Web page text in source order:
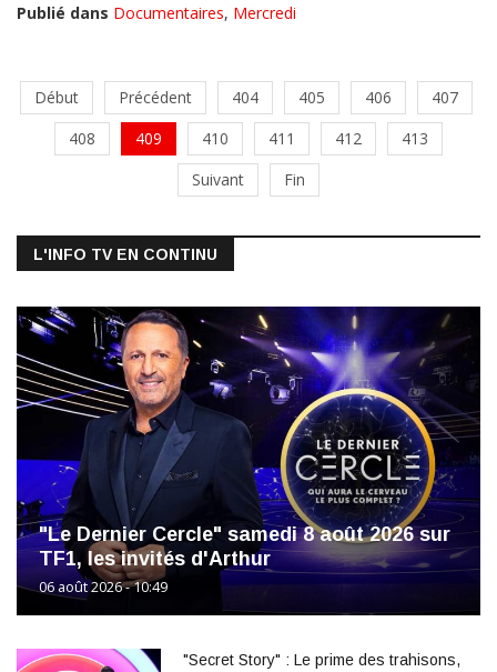
Publié dans Documentaires, Mercredi
Début Précédent 404 405 406
407
408
409 410 411 412
413
Suivant
Fin
L'INFO TV EN CONTINU
"Le Dernier Cercle" samedi 8 août 2026 sur
TF1, les invités d'Arthur
06 août 2026 - 10:49
"Secret Story" : Le prime des trahisons,